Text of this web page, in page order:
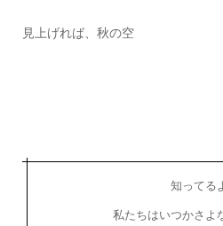
見上げれば、秋の空
知ってる
私たちはいつかさよ